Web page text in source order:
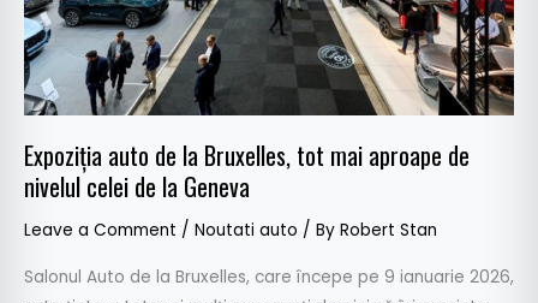
Expoziția auto de la Bruxelles, tot mai aproape de
nivelul celei de la Geneva
Leave a Comment / Noutati auto / By Robert Stan
Salonul Auto de la Bruxelles, care începe pe 9 ianuarie 2026,
aproape
de
nivelul
celei
la
Geneva